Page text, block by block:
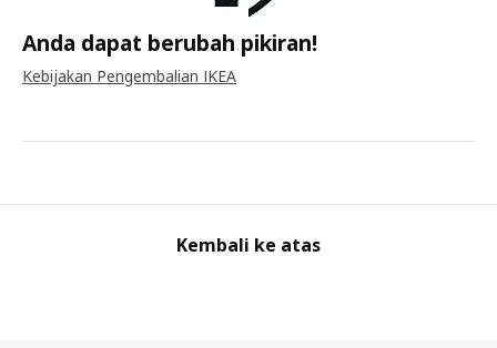
Anda dapat berubah pikiran!
Kebijakan Pengembalian IKEA
Kembali ke atas